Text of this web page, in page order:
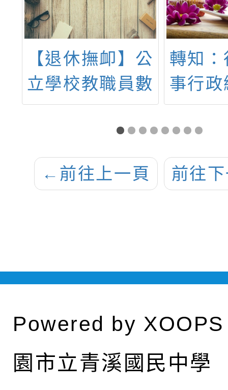
【退休撫卹】公
立學校教職員數
位退休證操作說
轉知
事行
「公
補助
← 前往上一頁 前往
Powered by XOOPS
園市立青溪國民中學